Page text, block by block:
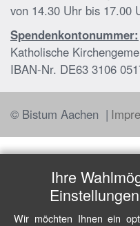
von 14.30 Uhr bis 17.00
Spendenkontonummer:
Katholische
IBAN-Nr. DE63 3106
© Bistum Aachen
Ihre
Wir möchten Ihnen ein